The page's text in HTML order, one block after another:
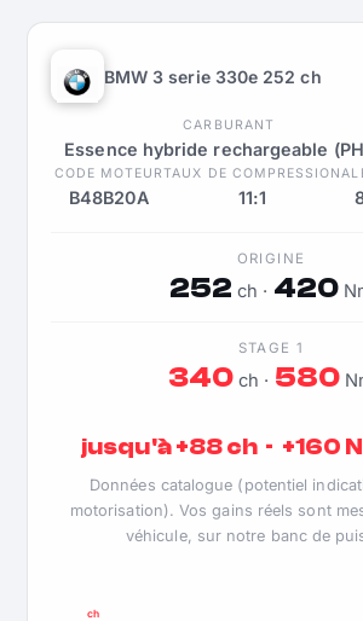
BMW 3 serie 330e 252 ch
CARBURANT
Essence hybride rechargeable
CODE MOTEUR
B48B20A
TAUX DE COMPRESSION
11:1
ORIGINE
252 ch · 420
STAGE 1
340 ch · 580
jusqu'à +88 ch · +160
Données catalogue (potentiel
motorisation). Vos gains réels sont
véhicule, sur notre banc de
ch